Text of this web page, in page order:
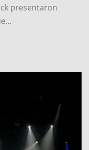
presentaron